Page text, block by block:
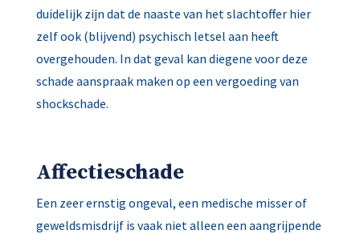
duidelijk zijn dat de naaste van het slachtoffer hier
zelf ook (blijvend) psychisch letsel aan heeft
overgehouden. In dat geval kan diegene voor deze
schade aanspraak maken op een vergoeding van
shockschade.
Affectieschade
Een zeer ernstig ongeval, een medische misser of
geweldsmisdrijf is vaak niet alleen een aangrijpende